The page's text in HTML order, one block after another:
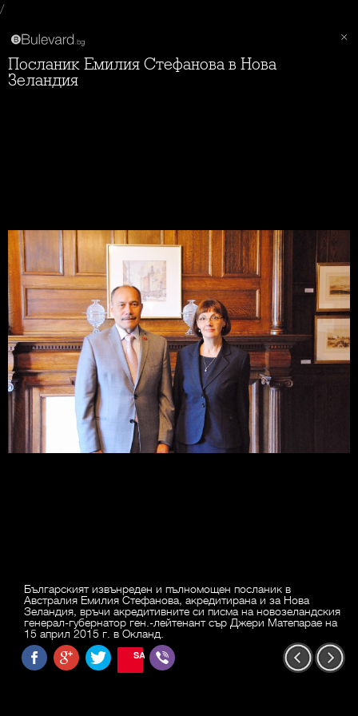
/
Посланик Емилия Стефанова в Нова
Зеландия
Българският извънреден и пълномощен посланик в
Австралия Емилия Стефанова, акредитирана и за Нова
Зеландия, връчи акредитивните си писма на новозеландския
генерал-губернатор ген.-лейтенант сър Джери Матепарае на
15 април 2015 г. в Окланд.
SAVE